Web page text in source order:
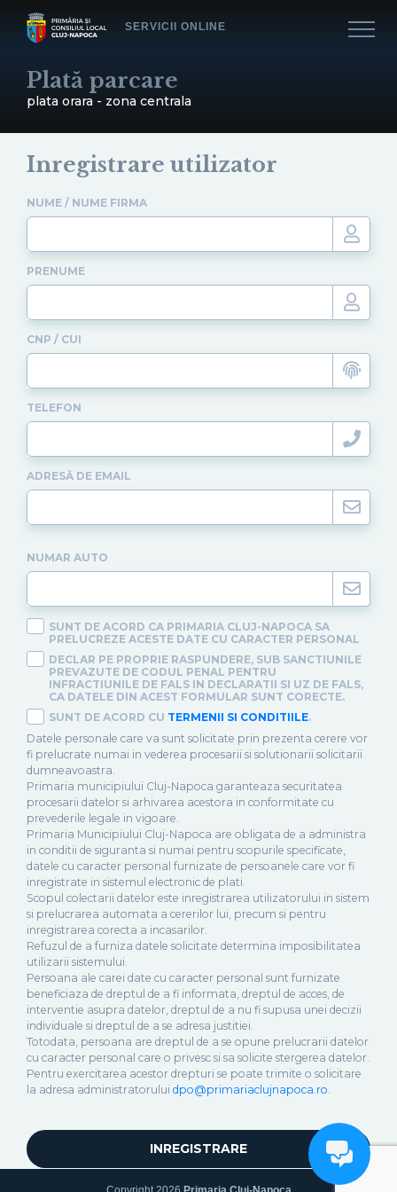
SERVICII ONLINE
Plată parcare
plata orara - zona centrala
Inregistrare utilizator
NUME / NUME FIRMA
PRENUME
CNP / CUI
TELEFON
ADRESĂ DE EMAIL
NUMAR AUTO
SUNT DE ACORD CA PRIMARIA CLUJ-NAPOCA SA
PRELUCREZE ACESTE DATE CU CARACTER PERSONAL
DECLAR PE PROPRIE RASPUNDERE, SUB SANCTIUNILE
PREVAZUTE DE CODUL PENAL PENTRU
INFRACTIUNILE DE FALS IN DECLARATII SI UZ DE FALS,
CA DATELE DIN ACEST FORMULAR SUNT CORECTE.
SUNT DE ACORD CU TERMENII SI CONDITIILE.
Datele personale care va sunt solicitate prin prezenta cerere vor
fi prelucrate numai in vederea procesarii si solutionarii solicitarii
dumneavoastra.
Primaria municipiului Cluj-Napoca garanteaza securitatea
procesarii datelor si arhivarea acestora in conformitate cu
prevederile legale in vigoare.
Primaria Municipiului Cluj-Napoca are obligata de a administra
in conditii de siguranta si numai pentru scopurile specificate,
datele cu caracter personal furnizate de persoanele care vor fi
inregistrate in sistemul electronic de plati.
Scopul colectarii datelor este inregistrarea utilizatorului in sistem
si prelucrarea automata a cererilor lui, precum si pentru
inregistrarea corecta a incasarilor.
Refuzul de a furniza datele solicitate determina imposibilitatea
utilizarii sistemului.
Persoana ale carei date cu caracter personal sunt furnizate
beneficiaza de dreptul de a fi informata, dreptul de acces, de
interventie asupra datelor, dreptul de a nu fi supusa unei decizii
individuale si dreptul de a se adresa justitiei.
Totodata, persoana are dreptul de a se opune prelucrarii datelor
cu caracter personal care o privesc si sa solicite stergerea datelor.
Pentru exercitarea acestor drepturi se poate trimite o solicitare
la adresa administratorului dpo@primariaclujnapoca.ro.